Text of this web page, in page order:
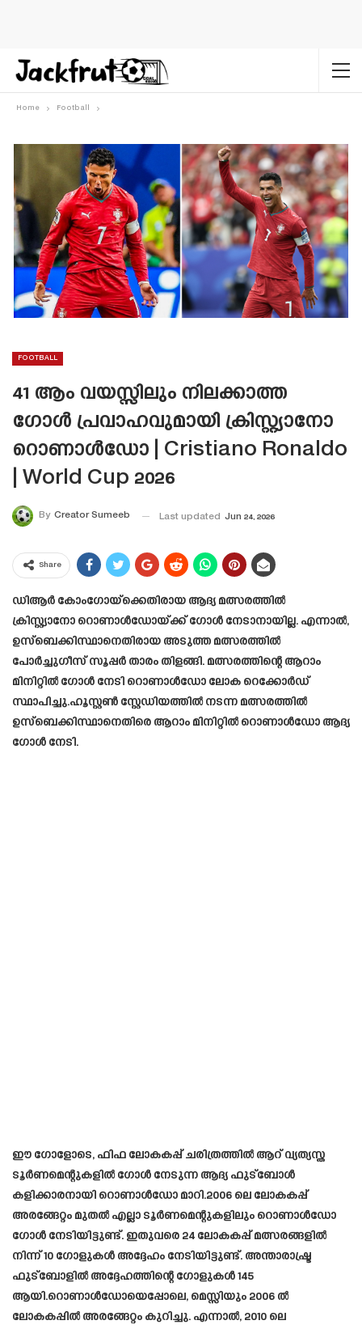
Home Football
FOOTBALL
41 ആം വയസ്സിലും നിലക്കാത്ത
ഗോൾ പ്രവാഹവുമായി ക്രിസ്റ്റ്യാനോ
റൊണാൾഡോ | Cristiano Ronaldo
| World Cup 2026
By Creator Sumeeb Last updated Jun 24, 2026
Share
ഡിആർ കോംഗോയ്‌ക്കെതിരായ ആദ്യ മത്സരത്തിൽ
ക്രിസ്റ്റ്യാനോ റൊണാൾഡോയ്ക്ക് ഗോൾ നേടാനായില്ല. എന്നാൽ,
ഉസ്ബെക്കിസ്ഥാനെതിരായ അടുത്ത മത്സരത്തിൽ
പോർച്ചുഗീസ് സൂപ്പർ താരം തിളങ്ങി. മത്സരത്തിന്റെ ആറാം
മിനിറ്റിൽ ഗോൾ നേടി റൊണാൾഡോ ലോക റെക്കോർഡ്
സ്ഥാപിച്ചു.ഹൂസ്റ്റൺ സ്റ്റേഡിയത്തിൽ നടന്ന മത്സരത്തിൽ
ഉസ്ബെക്കിസ്ഥാനെതിരെ ആറാം മിനിറ്റിൽ റൊണാൾഡോ ആദ്യ
ഗോൾ നേടി.
ഈ ഗോളോടെ, ഫിഫ ലോകകപ്പ് ചരിത്രത്തിൽ ആറ് വ്യത്യസ്ത
ടൂർണമെന്റുകളിൽ ഗോൾ നേടുന്ന ആദ്യ ഫുട്ബോൾ
കളിക്കാരനായി റൊണാൾഡോ മാറി.2006 ലെ ലോകകപ്പ്
അരങ്ങേറ്റം മുതൽ എല്ലാ ടൂർണമെന്റുകളിലും റൊണാൾഡോ
ഗോൾ നേടിയിട്ടുണ്ട്. ഇതുവരെ 24 ലോകകപ്പ് മത്സരങ്ങളിൽ
നിന്ന് 10 ഗോളുകൾ അദ്ദേഹം നേടിയിട്ടുണ്ട്. അന്താരാഷ്ട്ര
ഫുട്ബോളിൽ അദ്ദേഹത്തിന്റെ ഗോളുകൾ 145
ആയി.റൊണാൾഡോയെപ്പോലെ, മെസ്സിയും 2006 ൽ
ലോകകപ്പിൽ അരങ്ങേറ്റം കുറിച്ചു. എന്നാൽ, 2010 ലെ